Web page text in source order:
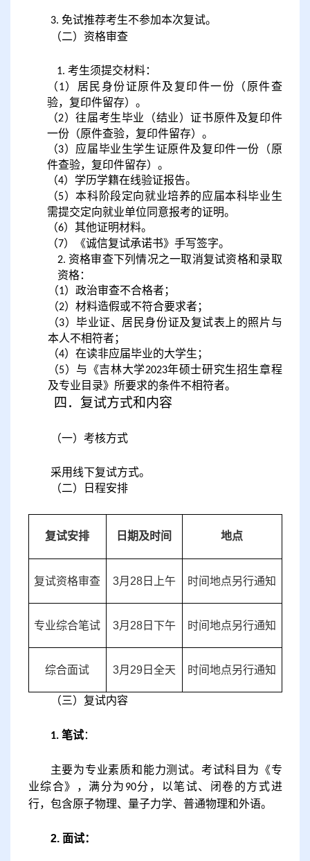
3. 免试推荐考生不参加本次复试。
（二）资格审查
1. 考生须提交材料：
（1）居民身份证原件及复印件一份（原件查
验，复印件留存）。
（2）往届考生毕业（结业）证书原件及复印件
一份（原件查验，复印件留存）。
（3）应届毕业生学生证原件及复印件一份（原
件查验，复印件留存）。
（4）学历学籍在线验证报告。
（5）本科阶段定向就业培养的应届本科毕业生
需提交定向就业单位同意报考的证明。
（6）其他证明材料。
（7）《诚信复试承诺书》手写签字。
2. 资格审查下列情况之一取消复试资格和录取
资格：
（1）政治审查不合格者；
（2）材料造假或不符合要求者；
（3）毕业证、居民身份证及复试表上的照片与
本人不相符者；
（4）在读非应届毕业的大学生；
（5）与《吉林大学2023年硕士研究生招生章程
及专业目录》所要求的条件不相符者。
四 ．复试方式和内容
（一）考核方式
采用线下复试方式。
（二） 日程安排
复试安排 日期及时间 地点
复试资格审查 3月28日上午 时间地点另行通知
专业综合笔试 3月28日下午 时间地点另行通知
综合面试 3月29日全天 时间地点另行通知
（三） 复试内容
1. 笔试：
主要为专业素质和能力测试。 考试科目为《专
业综合》，满分为 90分，以笔试、闭卷的方式进
行，包含原子物理、量子力学、普通物理和外语。
2. 面试：